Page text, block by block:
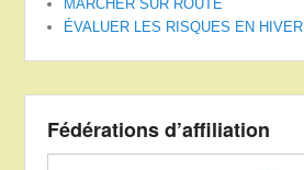
MARCHER SUR ROUTE
ÉVALUER LES RISQUES EN HIVER
Fédérations d’affiliation